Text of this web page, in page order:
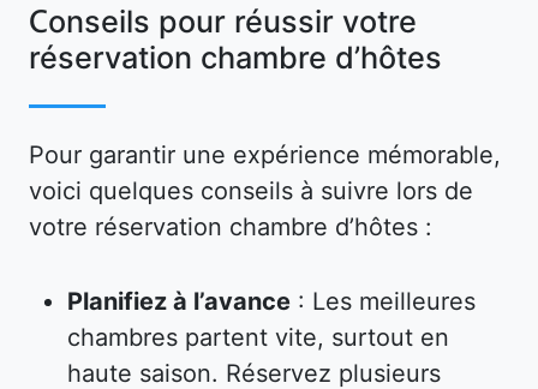
Conseils pour réussir votre
réservation chambre d’hôtes
Pour garantir une expérience mémorable,
voici quelques conseils à suivre lors de
votre réservation chambre d’hôtes :
Planifiez à l’avance : Les meilleures
chambres partent vite, surtout en
haute saison. Réservez plusieurs